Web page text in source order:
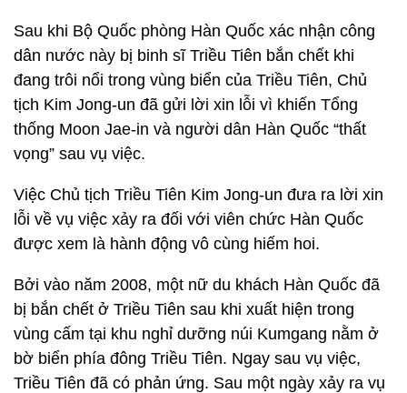
Sau khi Bộ Quốc phòng Hàn Quốc xác nhận công
dân nước này bị binh sĩ Triều Tiên bắn chết khi
đang trôi nổi trong vùng biển của Triều Tiên, Chủ
tịch Kim Jong-un đã gửi lời xin lỗi vì khiến Tổng
thống Moon Jae-in và người dân Hàn Quốc “thất
vọng” sau vụ việc.
Việc Chủ tịch Triều Tiên Kim Jong-un đưa ra lời xin
lỗi về vụ việc xảy ra đối với viên chức Hàn Quốc
được xem là hành động vô cùng hiếm hoi.
Bởi vào năm 2008, một nữ du khách Hàn Quốc đã
bị bắn chết ở Triều Tiên sau khi xuất hiện trong
vùng cấm tại khu nghỉ dưỡng núi Kumgang nằm ở
bờ biển phía đông Triều Tiên. Ngay sau vụ việc,
Triều Tiên đã có phản ứng. Sau một ngày xảy ra vụ